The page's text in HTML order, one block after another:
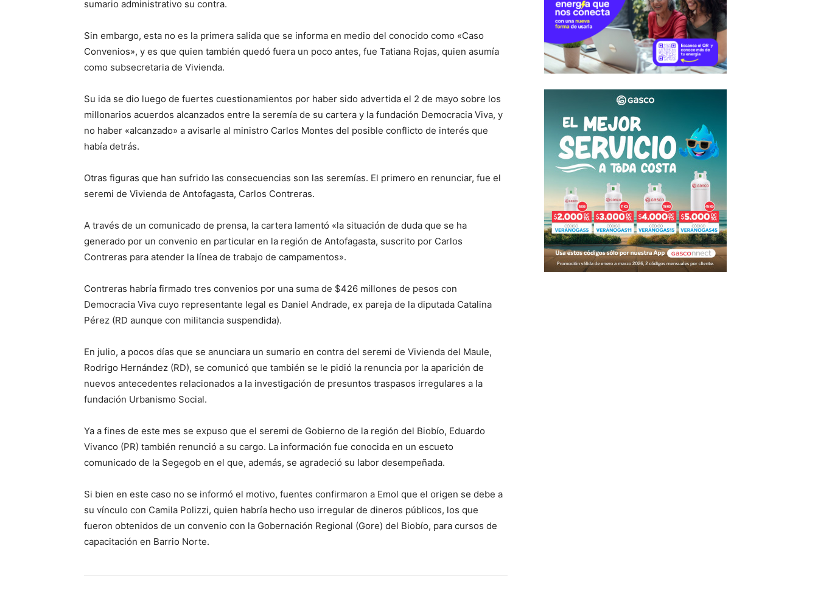
sumario administrativo su contra.
Sin embargo, esta no es la primera salida que se informa en medio del conocido como «Caso
Convenios», y es que quien también quedó fuera un poco antes, fue Tatiana Rojas, quien asumía
como subsecretaria de Vivienda.
Su ida se dio luego de fuertes cuestionamientos por haber sido advertida el 2 de mayo sobre los
millonarios acuerdos alcanzados entre la seremía de su cartera y la fundación Democracia Viva, y
no haber «alcanzado» a avisarle al ministro Carlos Montes del posible conflicto de interés que
había detrás.
Otras figuras que han sufrido las consecuencias son las seremías. El primero en renunciar, fue el
seremi de Vivienda de Antofagasta, Carlos Contreras.
A través de un comunicado de prensa, la cartera lamentó «la situación de duda que se ha
generado por un convenio en particular en la región de Antofagasta, suscrito por Carlos
Contreras para atender la línea de trabajo de campamentos».
Contreras habría firmado tres convenios por una suma de $426 millones de pesos con
Democracia Viva cuyo representante legal es Daniel Andrade, ex pareja de la diputada Catalina
Pérez (RD aunque con militancia suspendida).
En julio, a pocos días que se anunciara un sumario en contra del seremi de Vivienda del Maule,
Rodrigo Hernández (RD), se comunicó que también se le pidió la renuncia por la aparición de
nuevos antecedentes relacionados a la investigación de presuntos traspasos irregulares a la
fundación Urbanismo Social.
Ya a fines de este mes se expuso que el seremi de Gobierno de la región del Biobío, Eduardo
Vivanco (PR) también renunció a su cargo. La información fue conocida en un escueto
comunicado de la Segegob en el que, además, se agradeció su labor desempeñada.
Si bien en este caso no se informó el motivo, fuentes confirmaron a Emol que el origen se debe a
su vínculo con Camila Polizzi, quien habría hecho uso irregular de dineros públicos, los que
fueron obtenidos de un convenio con la Gobernación Regional (Gore) del Biobío, para cursos de
capacitación en Barrio Norte.